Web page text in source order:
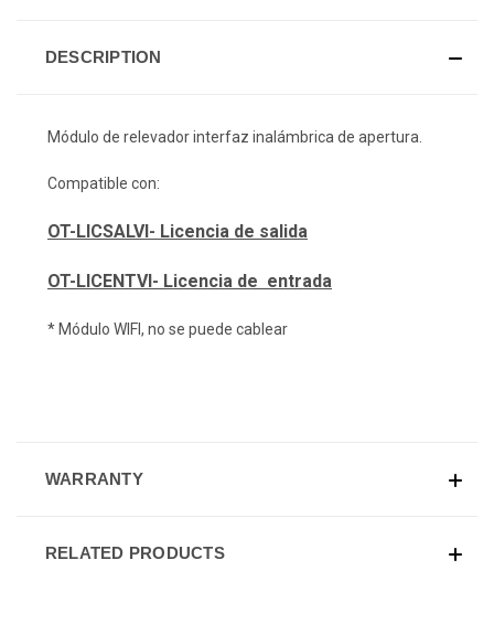
DESCRIPTION
Módulo de relevador interfaz inalámbrica de apertura.
Compatible con:
OT-LICSALVI- Licencia de salida
OT-LICENTVI- Licencia de entrada
* Módulo WIFI, no se puede cablear
WARRANTY
RELATED PRODUCTS